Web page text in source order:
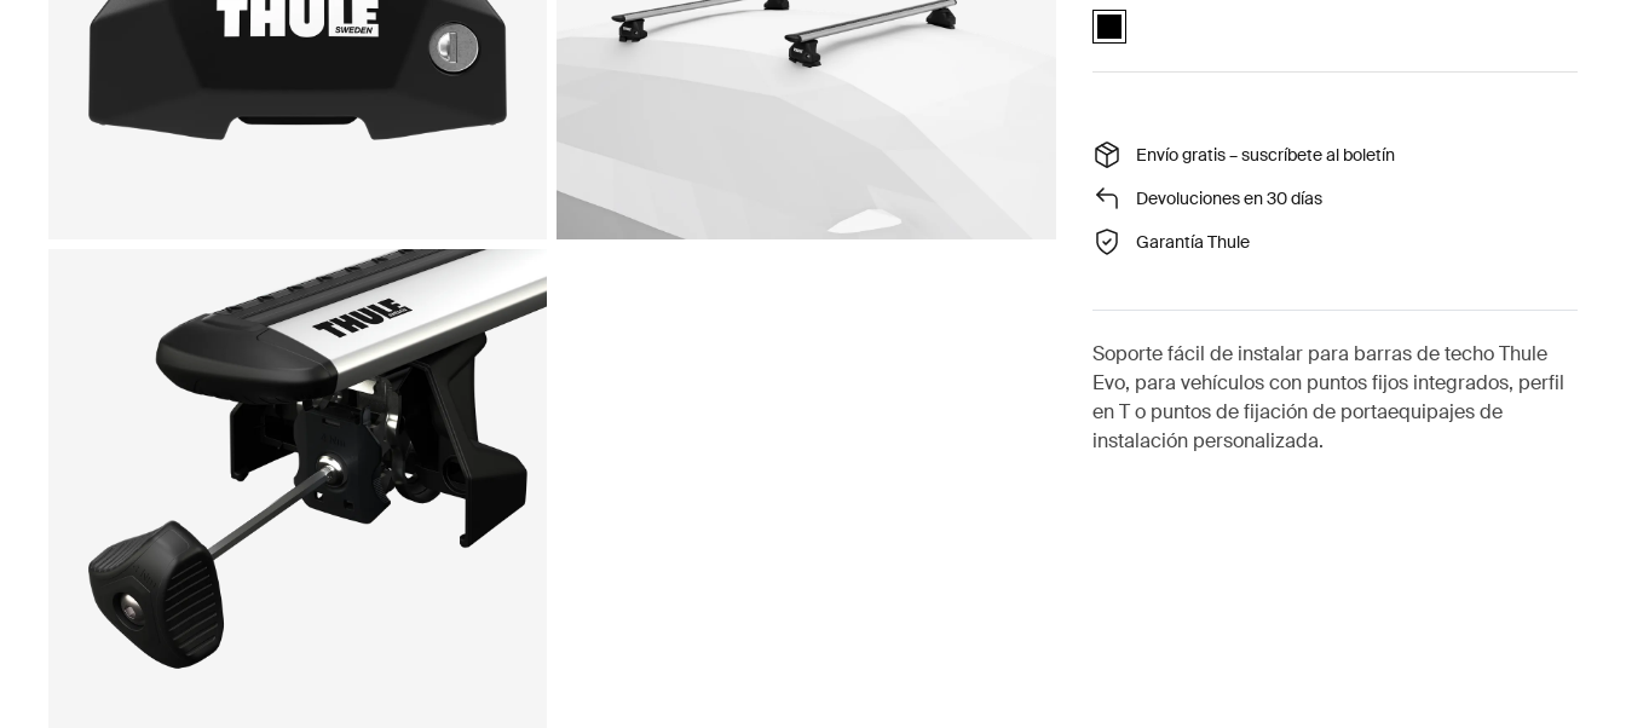
Thule Evo Fixpoint 2-pack Negro (selected)
Envío gratis – suscríbete al boletín
Devoluciones en 30 días
Garantía Thule
Soporte fácil de instalar para barras de techo Thule
Evo, para vehículos con puntos fijos integrados, perfil
en T o puntos de fijación de portaequipajes de
instalación personalizada.